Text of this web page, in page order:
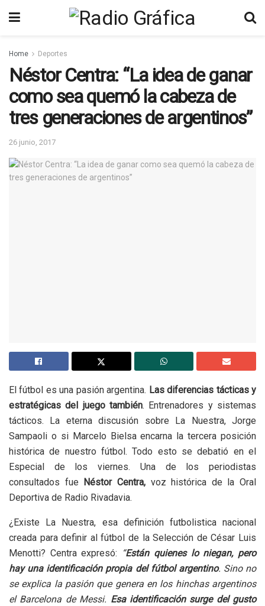
Home Deportes
Néstor Centra: “La idea de ganar
como sea quemó la cabeza de
tres generaciones de argentinos”
26 junio, 2017
El fútbol es una pasión argentina. Las diferencias tácticas y
estratégicas del juego también. Entrenadores y sistemas
tácticos. La eterna discusión sobre La Nuestra, Jorge
Sampaoli o si Marcelo Bielsa encarna la tercera posición
histórica de nuestro fútbol. Todo esto se debatió en el
Especial de los viernes. Una de los periodistas
consultados fue
Néstor Centra, voz histórica de la Oral
Deportiva de Radio Rivadavia.
¿Existe La Nuestra, esa definición futbolistica nacional
creada para definir al fútbol de la Selección de César Luis
Menotti? Centra expresó:
“Están quienes lo niegan, pero
hay una identificación propia del fútbol argentino. Sino no
se explica la pasión que genera en los hinchas argentinos
el Barcelona de Messi. Esa identificación surge del gusto